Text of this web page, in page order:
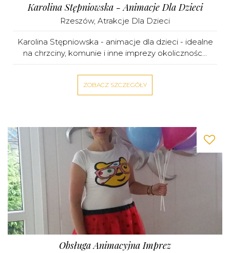
Karolina Stępniowska - Animacje Dla Dzieci
Rzeszów, Atrakcje Dla Dzieci
Karolina Stępniowska - animacje dla dzieci - idealne
na chrzciny, komunie i inne imprezy okolicznośc...
ZOBACZ SZCZEGÓŁY
Obsługa Animacyjna Imprez